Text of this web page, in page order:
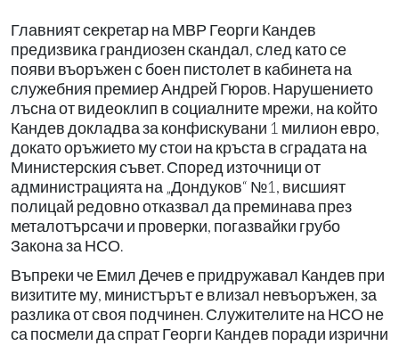
Главният секретар на МВР Георги Кандев
предизвика грандиозен скандал, след като се
появи въоръжен с боен пистолет в кабинета на
служебния премиер Андрей Гюров. Нарушението
лъсна от видеоклип в социалните мрежи, на който
Кандев докладва за конфискувани 1 милион евро,
докато оръжието му стои на кръста в сградата на
Министерския съвет. Според източници от
администрацията на „Дондуков“ №1, висшият
полицай редовно отказвал да преминава през
металотърсачи и проверки, погазвайки грубо
Закона за НСО.
Въпреки че Емил Дечев е придружавал Кандев при
визитите му, министърът е влизал невъоръжен, за
разлика от своя подчинен. Служителите на НСО не
са посмели да спрат Георги Кандев поради изрични